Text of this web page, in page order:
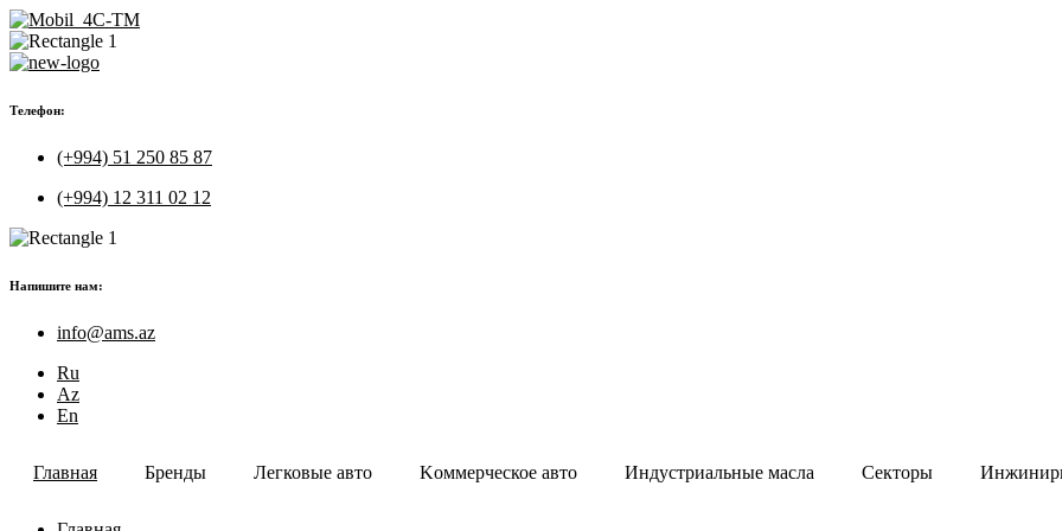
Телефон:
(+994) 51 250 85 87
(+994) 12 311 02 12
Напишите нам:
info@ams.az
Ru
Az
En
Главная Бренды Легковые авто Kоммерческое авто Индустриальные масла Секторы